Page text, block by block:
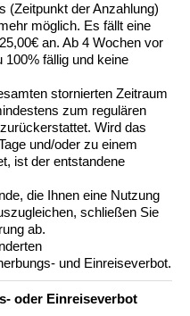
(Zeitpunkt der Anzahlung)
möglich. Es fällt eine
an. Ab 4 Wochen vor
100% fällig und keine
stornierten Zeitraum
zum regulären
Wird das
und/oder zu einem
ist der entstandene
die Ihnen eine Nutzung
schließen Sie
ab.
und Einreiseverbot.
oder Einreiseverbot